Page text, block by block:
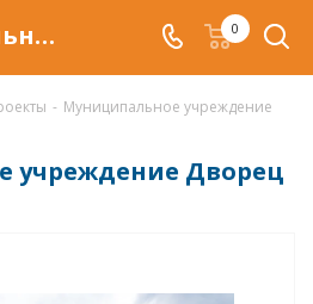
Муниципальное учреждение Дворец спорта Восток 0
- Муниципальное учреждение
учреждение Дворец